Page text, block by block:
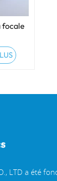
focale
LTD a été